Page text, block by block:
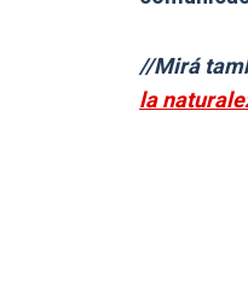
//Mirá
la